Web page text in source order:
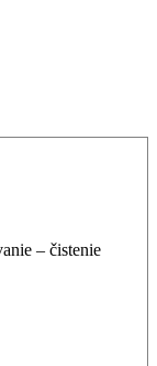
– čistenie